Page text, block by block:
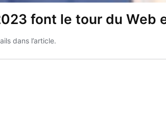
font le tour du Web
dans l’article.